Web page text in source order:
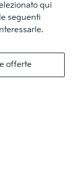
qui
seguenti
offerte